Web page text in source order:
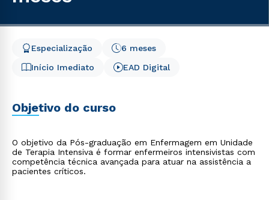
Início Imediato
6 meses
Especialização
EAD Digital
Objetivo do curso
O objetivo da Pós-graduação em Enfermagem em Unidade
de Terapia Intensiva é formar enfermeiros intensivistas com
competência técnica avançada para atuar na assistência a
pacientes críticos.